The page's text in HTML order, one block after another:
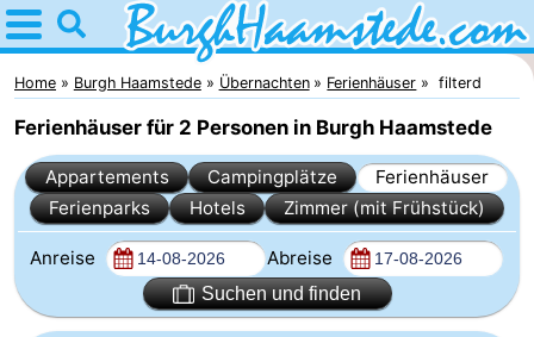
Home
Burgh
Haamstede
Tipps
Für
Kop
Übernachten
Home Burgh Haamstede Übernachten Ferienhäuser filterd
Ferienhäuser für 2 Personen in Burgh Haamstede
Appartements Campingplätze
Ferienhäuser
Ferienparks
Hotels Zimmer (mit Frühstück)
Anreise Abreise
Suchen und finden